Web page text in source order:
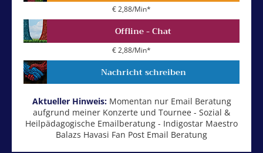
€ 2,88/Min*
Offline - Chat
€ 2,88/Min*
Nachricht schreiben
Aktueller Hinweis: Momentan nur Email Beratung
aufgrund meiner Konzerte und Tournee - Sozial &
Heilpädagogische Emailberatung - Indigostar Maestro
Balazs Havasi Fan Post Email Beratung